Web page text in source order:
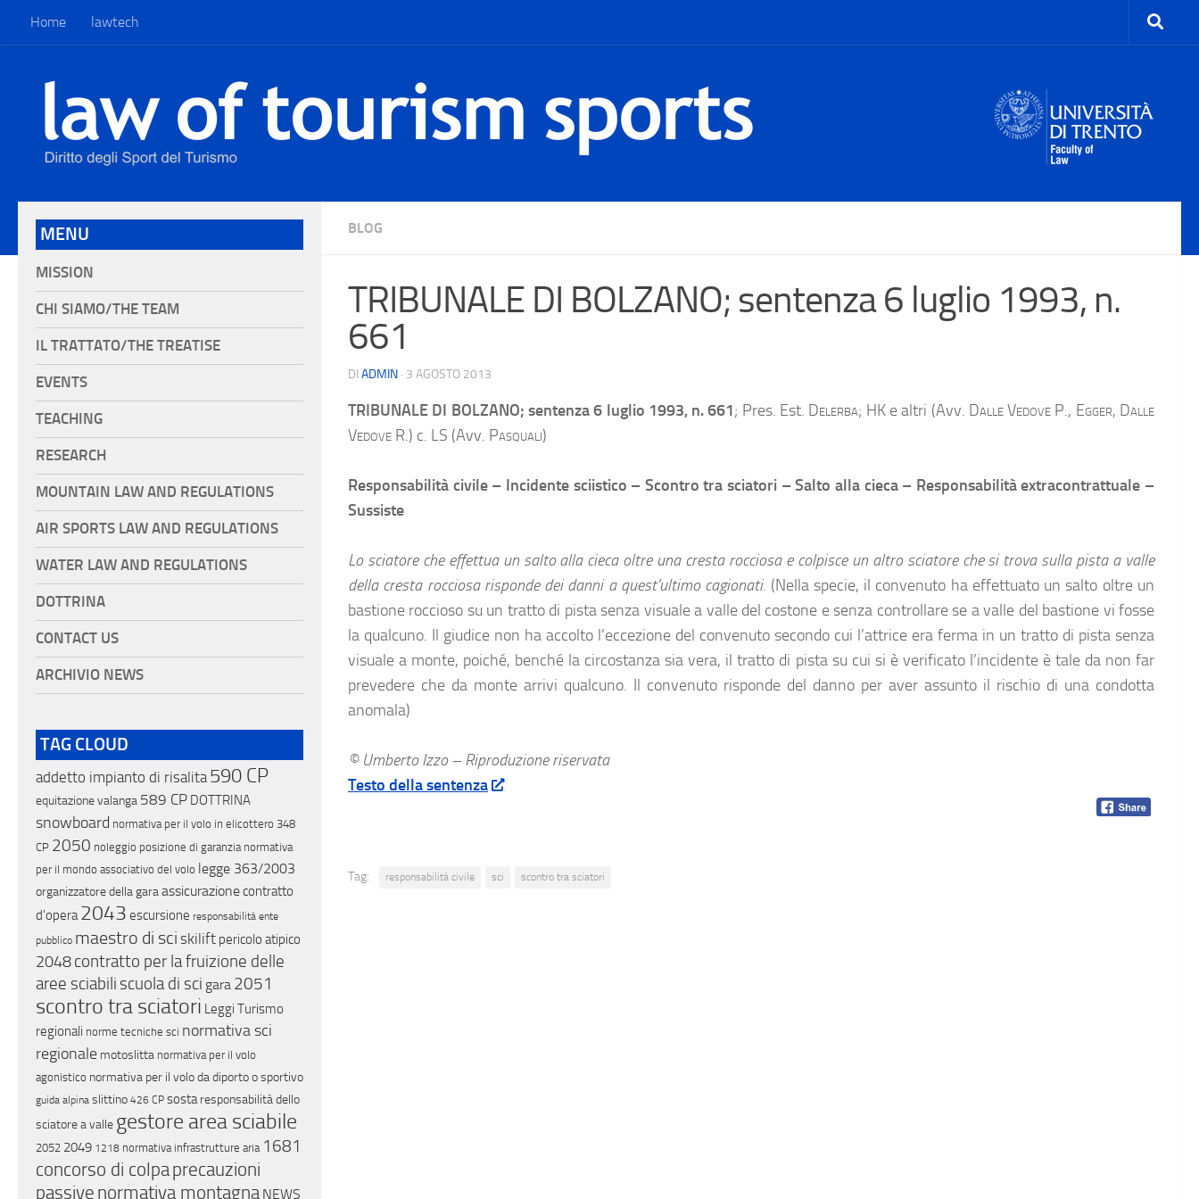
Home lawtech
BLOG
TRIBUNALE DI BOLZANO; sentenza 6 luglio 1993, n.
661
DI ADMIN · 3 AGOSTO 2013
TRIBUNALE DI BOLZANO; sentenza 6 luglio 1993, n. 661; Pres. Est. Delerba; HK e altri (Avv. Dalle Vedove P., Egger, Dalle
Vedove R.) c. LS (Avv. Pasquali)
Responsabilità civile – Incidente sciistico – Scontro tra sciatori – Salto alla cieca – Responsabilità extracontrattuale –
Sussiste
Lo sciatore che effettua un salto alla cieca oltre una cresta rocciosa e colpisce un altro sciatore che si trova sulla pista a valle
della cresta rocciosa risponde dei danni a quest’ultimo cagionati. (Nella specie, il convenuto ha effettuato un salto oltre un
bastione roccioso su un tratto di pista senza visuale a valle del costone e senza controllare se a valle del bastione vi fosse
la qualcuno. Il giudice non ha accolto l’eccezione del convenuto secondo cui l’attrice era ferma in un tratto di pista senza
visuale a monte, poiché, benché la circostanza sia vera, il tratto di pista su cui si è verificato l’incidente è tale da non far
prevedere che da monte arrivi qualcuno. Il convenuto risponde del danno per aver assunto il rischio di una condotta
anomala)
© Umberto Izzo – Riproduzione riservata
Testo della sentenza
Tag: responsabilità civile sci scontro tra sciatori
MENU
MISSION
CHI SIAMO/THE TEAM
IL TRATTATO/THE TREATISE
EVENTS
TEACHING
RESEARCH
MOUNTAIN LAW AND REGULATIONS
AIR SPORTS LAW AND REGULATIONS
WATER LAW AND REGULATIONS
DOTTRINA
CONTACT US
ARCHIVIO NEWS
TAG CLOUD
addetto impianto di risalita 590 CP
equitazionevalanga 589 CP DOTTRINA
snowboard normativa per il volo in elicottero 348
CP 2050 noleggio posizione di garanzia normativa
per il mondo associativo del volo legge 363/2003
organizzatore della garaassicurazionecontratto
d'opera 2043 escursione responsabilità ente
pubblico maestro di sci skilift pericolo atipico
2048contratto per la fruizione delle
aree sciabili scuola di sci gara 2051
scontro tra sciatori Leggi Turismo
regionali norme tecniche sci normativa sci
regionale motoslitta normativa per il volo
agonistico normativa per il volo da diporto o sportivo
guida alpina slittino 426 CP sosta responsabilità dello
sciatore a valle gestore area sciabile
2052 2049 1218 normativa infrastrutture aria 1681
concorso di colpaprecauzioni
passive normativa montagna NEWS